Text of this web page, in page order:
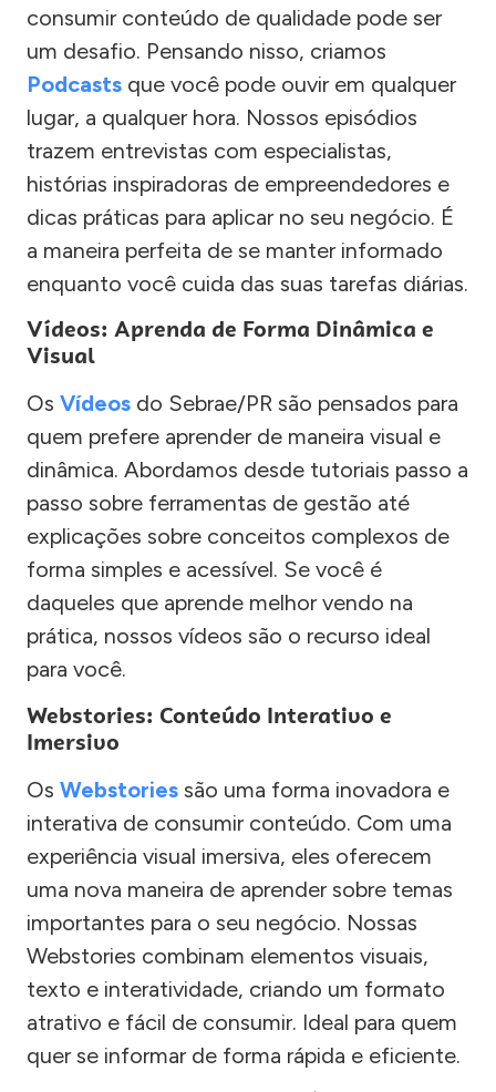
consumir conteúdo de qualidade pode ser
um desafio. Pensando nisso, criamos
Podcasts que você pode ouvir em qualquer
lugar, a qualquer hora. Nossos episódios
trazem entrevistas com especialistas,
histórias inspiradoras de empreendedores e
dicas práticas para aplicar no seu negócio. É
a maneira perfeita de se manter informado
enquanto você cuida das suas tarefas diárias.
Vídeos: Aprenda de Forma Dinâmica e
Visual
Os Vídeos do Sebrae/PR são pensados para
quem prefere aprender de maneira visual e
dinâmica. Abordamos desde tutoriais passo a
passo sobre ferramentas de gestão até
explicações sobre conceitos complexos de
forma simples e acessível. Se você é
daqueles que aprende melhor vendo na
prática, nossos vídeos são o recurso ideal
para você.
Webstories: Conteúdo Interativo e
Imersivo
Os Webstories são uma forma inovadora e
interativa de consumir conteúdo. Com uma
experiência visual imersiva, eles oferecem
uma nova maneira de aprender sobre temas
importantes para o seu negócio. Nossas
Webstories combinam elementos visuais,
texto e interatividade, criando um formato
atrativo e fácil de consumir. Ideal para quem
quer se informar de forma rápida e eficiente.